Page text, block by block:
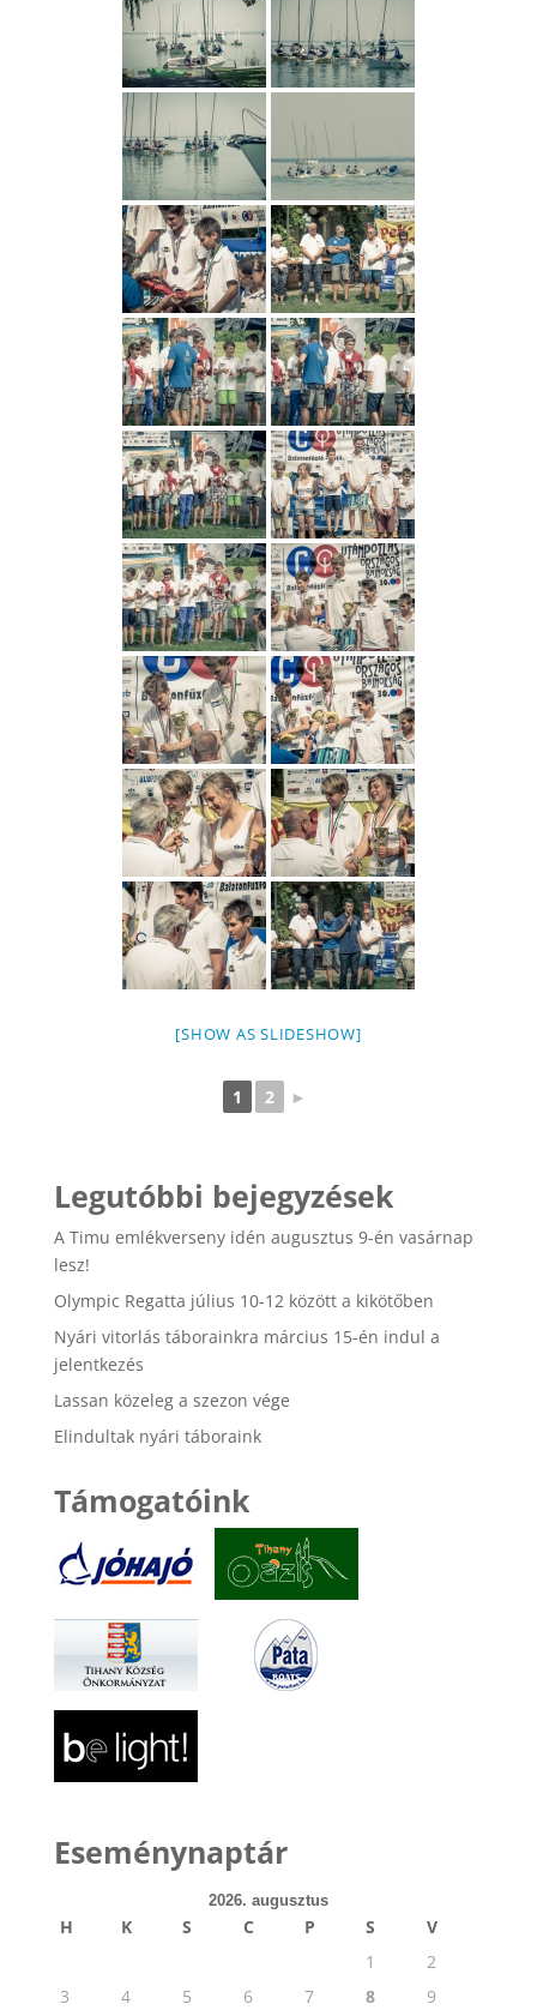
[SHOW AS SLIDESHOW]
1 2 ►
Legutóbbi bejegyzések
A Timu emlékverseny idén augusztus 9-én vasárnap
lesz!
Olympic Regatta július 10-12 között a kikötőben
Nyári vitorlás táborainkra március 15-én indul a
jelentkezés
Lassan közeleg a szezon vége
Elindultak nyári táboraink
Támogatóink
Eseménynaptár
2026. augusztus
H K S C P S
V
1
2
3
4 5 6 7 8 9